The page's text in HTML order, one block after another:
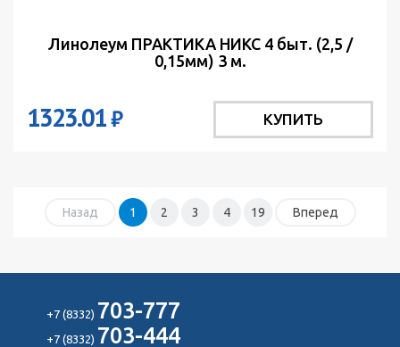
Линолеум ПРАКТИКА НИКС 4 быт. (2,5 /
0,15мм) 3 м.
1323.01₽ КУПИТЬ
Назад 1 2 3 4 19 Вперед
+7 (8332) 703-777
+7 (8332) 703-444